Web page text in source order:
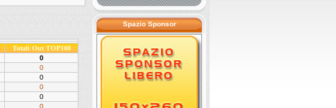
Totali Out TOP100
0
0
0
0
0
0
Spazio Sponsor